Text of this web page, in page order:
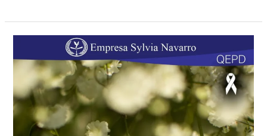
MARIO
SILVERA
RIVERO
«EL
TIGRE»